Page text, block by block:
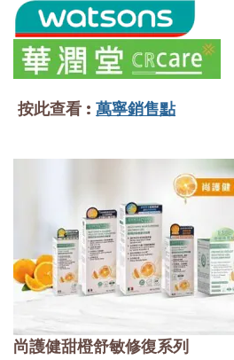
按此查看 : 萬寧銷售點
尚護健甜橙舒敏修復系列